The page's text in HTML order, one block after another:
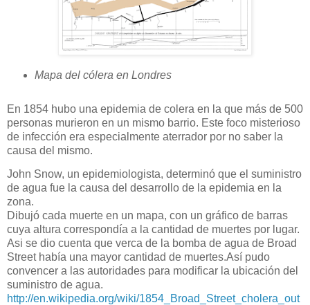
Mapa del cólera en Londres
En 1854 hubo una epidemia de colera en la que más de 500
personas murieron en un mismo barrio. Este foco misterioso
de infección era especialmente aterrador por no saber la
causa del mismo.
John Snow, un epidemiologista, determinó que el suministro
de agua fue la causa del desarrollo de la epidemia en la
zona.
Dibujó cada muerte en un mapa, con un gráfico de barras
cuya altura correspondía a la cantidad de muertes por lugar.
Asi se dio cuenta que verca de la bomba de agua de Broad
Street había una mayor cantidad de muertes.Así pudo
convencer a las autoridades para modificar la ubicación del
suministro de agua.
http://en.wikipedia.org/wiki/1854_Broad_Street_cholera_out